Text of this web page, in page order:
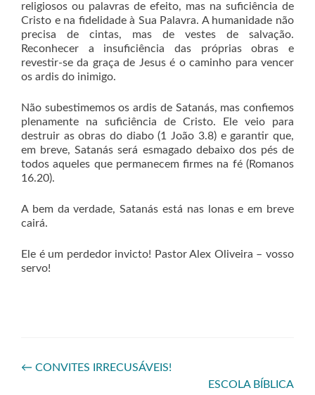
religiosos ou palavras de efeito, mas na suficiência de
Cristo e na fidelidade à Sua Palavra. A humanidade não
precisa de cintas, mas de vestes de salvação.
Reconhecer a insuficiência das próprias obras e
revestir-se da graça de Jesus é o caminho para vencer
os ardis do inimigo.
Não subestimemos os ardis de Satanás, mas confiemos
plenamente na suficiência de Cristo. Ele veio para
destruir as obras do diabo (1 João 3.8) e garantir que,
em breve, Satanás será esmagado debaixo dos pés de
todos aqueles que permanecem firmes na fé (Romanos
16.20).
A bem da verdade, Satanás está nas lonas e em breve
cairá.
Ele é um perdedor invicto! Pastor Alex Oliveira – vosso
servo!
← CONVITES IRRECUSÁVEIS!
ESCOLA BÍBLICA